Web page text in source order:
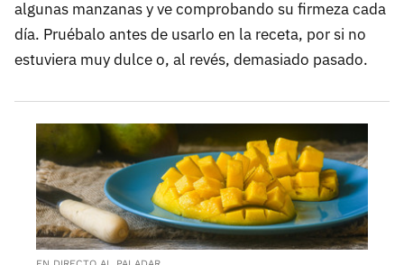
algunas manzanas y ve comprobando su firmeza cada
día. Pruébalo antes de usarlo en la receta, por si no
estuviera muy dulce o, al revés, demasiado pasado.